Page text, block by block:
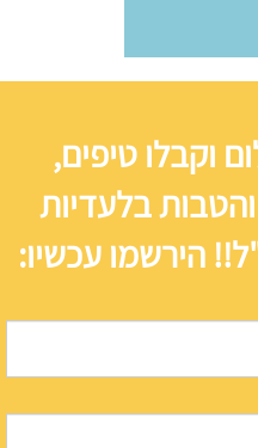
וקבלו טיפים,
בלעדיות
הירשמו עכשיו: